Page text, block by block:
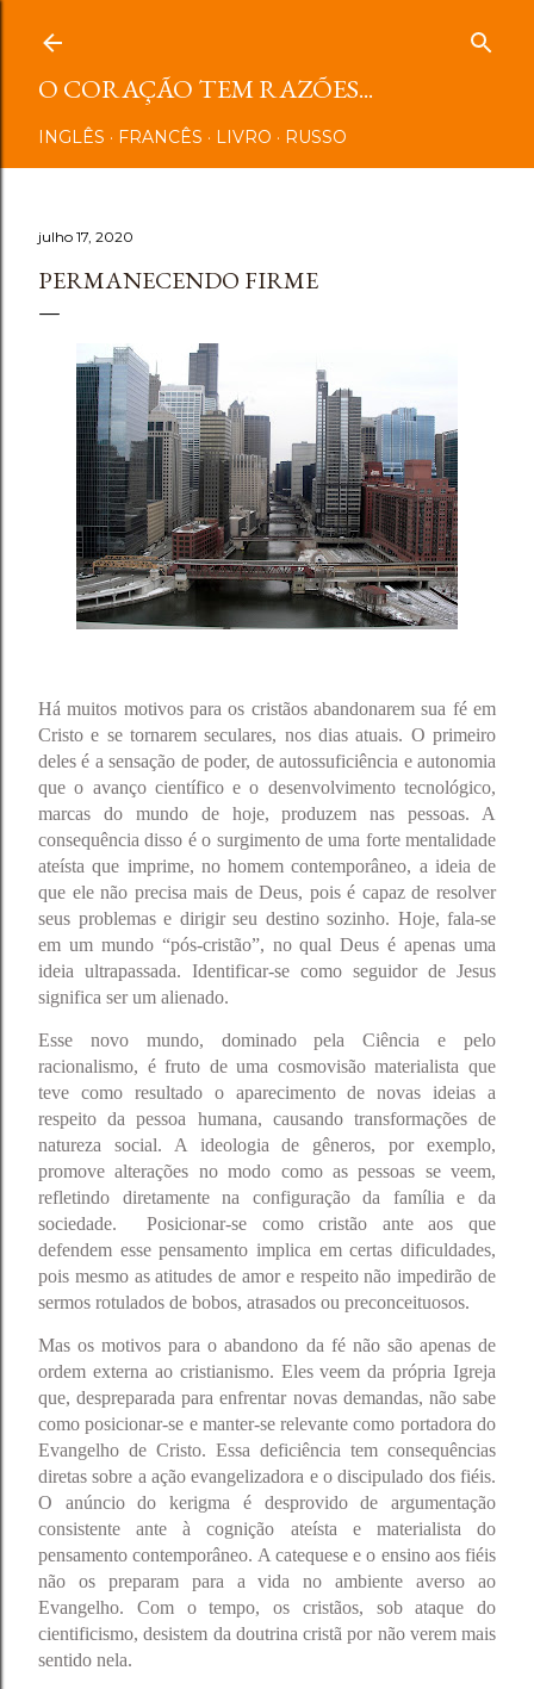
O CORAÇÃO TEM RAZÕES...
INGLÊS FRANCÊS LIVRO RUSSO
julho 17, 2020
PERMANECENDO FIRME
Há muitos motivos para os cristãos abandonarem sua fé em
Cristo e se tornarem seculares, nos dias atuais. O primeiro
deles é a sensação de poder, de autossuficiência e autonomia
que o avanço científico e o desenvolvimento tecnológico,
marcas do mundo de hoje, produzem nas pessoas. A
consequência disso é o surgimento de uma forte mentalidade
ateísta que imprime, no homem contemporâneo, a ideia de
que ele não precisa mais de Deus, pois é capaz de resolver
seus problemas e dirigir seu destino sozinho. Hoje, fala-se
em um mundo “pós-cristão”, no qual Deus é apenas uma
ideia ultrapassada. Identificar-se como seguidor de Jesus
significa ser um alienado.
Esse novo mundo, dominado pela Ciência e pelo
racionalismo, é fruto de uma cosmovisão materialista que
teve como resultado o aparecimento de novas ideias a
respeito da pessoa humana, causando transformações de
natureza social. A ideologia de gêneros, por exemplo,
promove alterações no modo como as pessoas se veem,
refletindo diretamente na configuração da família e da
sociedade. Posicionar-se como cristão ante aos que
defendem esse pensamento implica em certas dificuldades,
pois mesmo as atitudes de amor e respeito não impedirão de
sermos rotulados de bobos, atrasados ou preconceituosos.
Mas os motivos para o abandono da fé não são apenas de
ordem externa ao cristianismo. Eles veem da própria Igreja
que, despreparada para enfrentar novas demandas, não sabe
como posicionar-se e manter-se relevante como portadora do
Evangelho de Cristo. Essa deficiência tem consequências
diretas sobre a ação evangelizadora e o discipulado dos fiéis.
O anúncio do kerigma é desprovido de argumentação
consistente ante à cognição ateísta e materialista do
pensamento contemporâneo. A catequese e o ensino aos fiéis
não os preparam para a vida no ambiente averso ao
Evangelho. Com o tempo, os cristãos, sob ataque do
cientificismo, desistem da doutrina cristã por não verem mais
sentido nela.